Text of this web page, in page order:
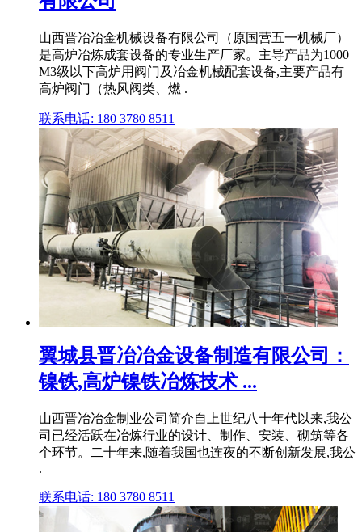
山西晋冶冶金机械设备有限公司（原国营五一机械厂）
是高炉冶炼成套设备的专业生产厂家。主导产品为1000
M3级以下高炉用阀门及冶金机械配套设备,主要产品有
高炉阀门（热风阀类、燃 .
联系电话: 180 3780 8511
翼城县晋冶冶金设备制造有限公司：
镍铁,高炉镍铁冶炼技术 ...
山西晋冶冶金制业公司简介自上世纪八十年代以来,我公
司已经活跃在冶炼行业的设计、制作、安装、砌筑等各
个环节。二十年来,随着我国也连夜的不断创新发展,我公
.
联系电话: 180 3780 8511